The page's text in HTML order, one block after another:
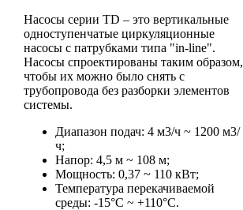
Насосы серии TD – это вертикальные
одноступенчатые циркуляционные
насосы с патрубками типа "in-line".
Насосы спроектированы таким образом,
чтобы их можно было снять с
трубопровода без разборки элементов
системы.
Диапазон подач: 4 м3/ч ~ 1200 м3/
ч;
Напор: 4,5 м ~ 108 м;
Мощность: 0,37 ~ 110 кВт;
Температура перекачиваемой
среды: -15°С ~ +110°С.